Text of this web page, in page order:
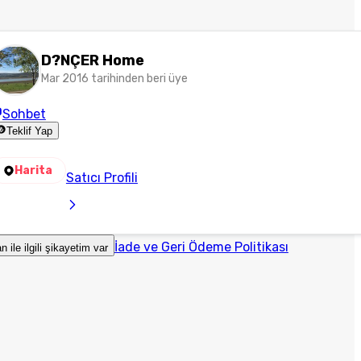
D?NÇER Home
Mar 2016 tarihinden beri üye
Sohbet
Teklif Yap
Harita Satıcı Profili
ile ilgili şikayetim var İade ve Geri Ödeme Politikası